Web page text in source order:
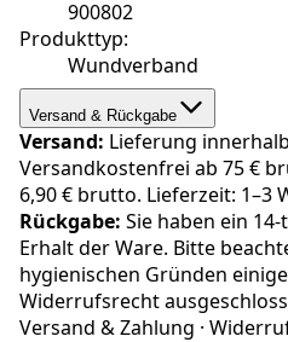
900802
Produkttyp:
Wundverband
Versand & Rückgabe
Versand: Lieferung
Versandkostenfrei ab 75 €
6,90 € brutto. Lieferzeit: 1–3
Rückgabe: Sie haben ein
Erhalt der Ware. Bitte
hygienischen Gründen
Widerrufsrecht
Versand & Zahlung ·